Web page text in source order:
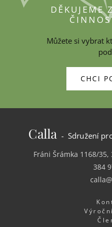
DĚKUJEME
Můžete si vybrat
CHCI
Calla- Sdružení pro
Fráni Šrámka 1168/35,
384